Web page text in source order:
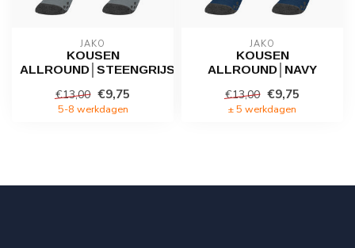
JAKO
KOUSEN
ALLROUND│STEENGRIJS
€13,00 €9,75
5-8 werkdagen
JAKO
KOUSEN
ALLROUND│NAVY
€13,00 €9,75
± 5 werkdagen